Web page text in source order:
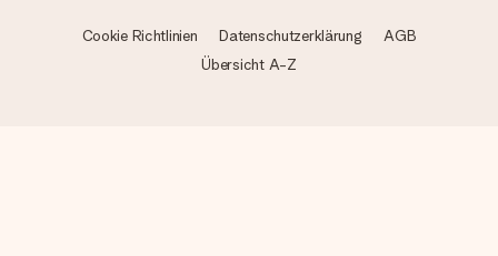
Cookie Richtlinien Datenschutzerklärung
AGB
Übersicht A-Z